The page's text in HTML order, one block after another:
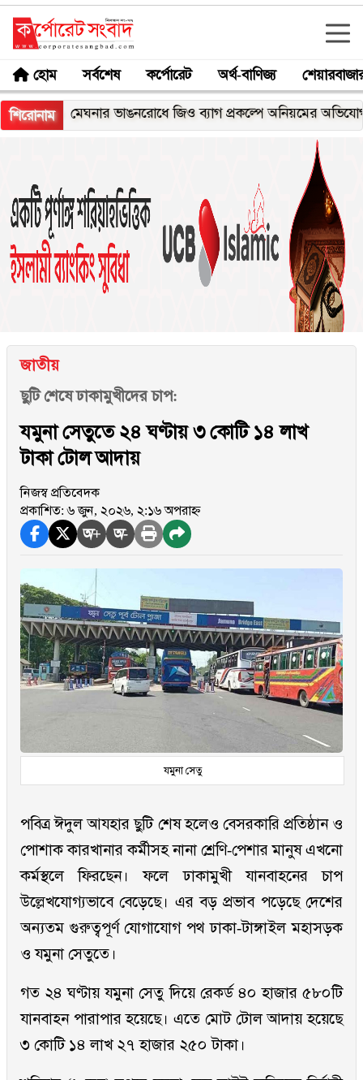
হোম সর্বশেষ কর্পোরেট অর্থ-বাণিজ্য
শিরোনাম
মেঘনার ভাঙনরোধে জিও ব্যাগ প্রকল্পে অনিয়মের অভিযোগ,
জাতীয়
ছুটি শেষে ঢাকামুখীদের চাপ:
যমুনা সেতুতে ২৪ ঘণ্টায় ৩ কোটি ১৪ লাখ
টাকা টোল আদায়
নিজস্ব প্রতিবেদক
প্রকাশিত: ৬ জুন, ২০২৬, ২:১৬ অপরাহ্ন
অ+ অ-
যমুনা সেতু
পবিত্র ঈদুল আযহার ছুটি শেষ হলেও বেসরকারি প্রতিষ্ঠান ও
পোশাক কারখানার কর্মীসহ নানা শ্রেণি-পেশার মানুষ এখনো
কর্মস্থলে ফিরছেন। ফলে ঢাকামুখী যানবাহনের চাপ
উল্লেখযোগ্যভাবে বেড়েছে। এর বড় প্রভাব পড়েছে দেশের
অন্যতম গুরুত্বপূর্ণ যোগাযোগ পথ ঢাকা-টাঙ্গাইল মহাসড়ক
ও যমুনা সেতুতে।
গত ২৪ ঘণ্টায় যমুনা সেতু দিয়ে রেকর্ড ৪০ হাজার ৫৮০টি
যানবাহন পারাপার হয়েছে। এতে মোট টোল আদায় হয়েছে
৩ কোটি ১৪ লাখ ২৭ হাজার ২৫০ টাকা।